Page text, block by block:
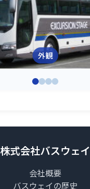
外観
株式会社バスウェイ
会社概要
バスウェイの歴史